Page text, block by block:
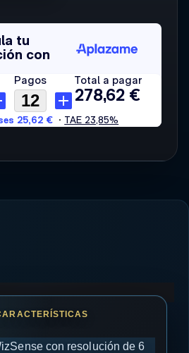
con resolución de 6